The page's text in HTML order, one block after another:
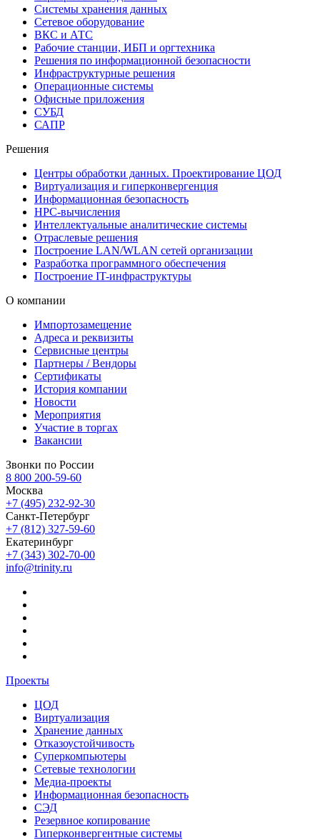
Системы хранения данных
Сетевое оборудование
ВКС и АТС
Рабочие станции, ИБП и оргтехника
Решения по информационной безопасности
Инфраструктурные решения
Операционные системы
Офисные приложения
СУБД
САПР
Решения
Центры обработки данных. Проектирование ЦОД
Виртуализация и гиперконвергенция
Информационная безопасность
HPC-вычисления
Интеллектуальные аналитические системы
Отраслевые решения
Построение LAN/WLAN сетей организации
Разработка программного обеспечения
Построение IT-инфраструктуры
О компании
Импортозамещение
Адреса и реквизиты
Сервисные центры
Партнеры / Вендоры
Сертификаты
История компании
Новости
Мероприятия
Участие в торгах
Вакансии
Звонки по России
8 800 200-59-60
Москва
+7 (495) 232-92-30
Санкт-Петербург
+7 (812) 327-59-60
Екатеринбург
+7 (343) 302-70-00
info@trinity.ru
Проекты
ЦОД
Виртуализация
Хранение данных
Отказоустойчивость
Суперкомпьютеры
Сетевые технологии
Медиа-проекты
Информационная безопасность
СЭД
Резервное копирование
Гиперконвергентные системы